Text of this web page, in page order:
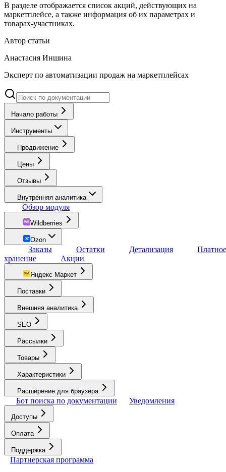
В разделе отображается список акций, действующих на
маркетплейсе, а также информация об их параметрах и
товарах-участниках.
Автор статьи
Анастасия Иншина
Эксперт по автоматизации продаж на маркетплейсах
Начало работы
Инструменты
Продвижение
Цены
Отзывы
Внутренняя аналитика
Обзор модуля
Wildberries
Ozon
Заказы Остатки Детализация
Платное
хранение
Акции
Яндекс Маркет
Поставки
Внешняя аналитика
SEO
Рассылки
Товары
Характеристики
Расширение для браузера
Бот поиска по документации Уведомления
Доступы
Оплата
Поддержка
Партнерская программа